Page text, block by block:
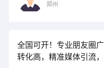
郑州
全国可开！专业朋友圈
转化高，精准媒体引流